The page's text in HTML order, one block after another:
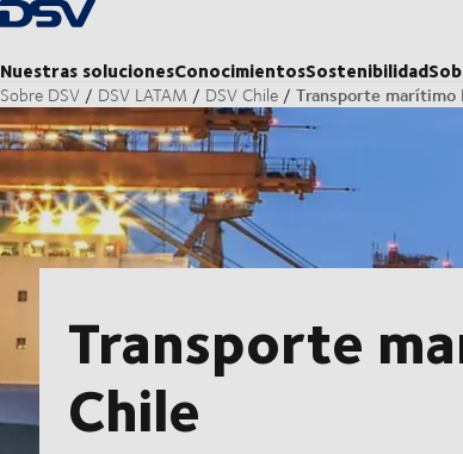
Volver a la página principal
Nuestras solucionesConocimientosSostenibilidad
Sobre DSV DSV LATAM DSV Chile Transporte marítimo
Transporte
Chile